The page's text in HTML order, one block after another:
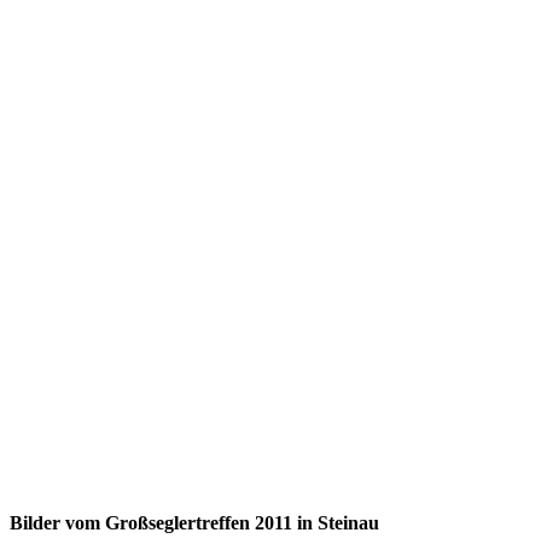
Bilder vom Großseglertreffen 2011 in Steinau